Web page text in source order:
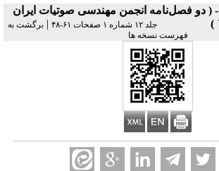
سال ۱۲، شماره ۱ - ( دو فصل‌نامه انجمن مهندسی صوتیات ايران
جلد ۱۲ شماره ۱ صفحات ۶۱-۴۸ | برگشت به
فهرست نسخه ها